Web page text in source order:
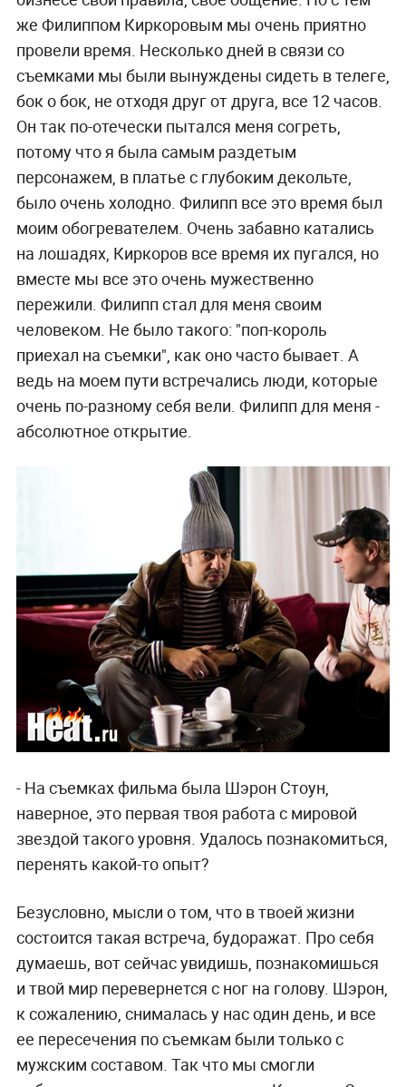
же Филиппом Киркоровым мы очень приятно
провели время. Несколько дней в связи со
съемками мы были вынуждены сидеть в телеге,
бок о бок, не отходя друг от друга, все 12 часов.
Он так по-отечески пытался меня согреть,
потому что я была самым раздетым
персонажем, в платье с глубоким декольте,
было очень холодно. Филипп все это время был
моим обогревателем. Очень забавно катались
на лошадях, Киркоров все время их пугался, но
вместе мы все это очень мужественно
пережили. Филипп стал для меня своим
человеком. Не было такого: "поп-король
приехал на съемки", как оно часто бывает. А
ведь на моем пути встречались люди, которые
очень по-разному себя вели. Филипп для меня -
абсолютное открытие.
- На съемках фильма была Шэрон Стоун,
наверное, это первая твоя работа с мировой
звездой такого уровня. Удалось познакомиться,
перенять какой-то опыт?
Безусловно, мысли о том, что в твоей жизни
состоится такая встреча, будоражат. Про себя
думаешь, вот сейчас увидишь, познакомишься
и твой мир перевернется с ног на голову. Шэрон,
к сожалению, снималась у нас один день, и все
ее пересечения по съемкам были только с
мужским составом. Так что мы смогли